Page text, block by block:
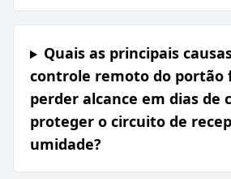
Quais as principais
controle remoto do portão
perder alcance em dias de
proteger o circuito de
umidade?